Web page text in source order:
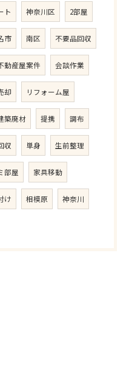
ト 神奈川区 2部屋
市 南区 不要品回収
動産屋案件 会談作業
却 リフォーム屋
築廃材 提携 調布
収 単身 生前整理
部屋 家具移動
け 相模原 神奈川